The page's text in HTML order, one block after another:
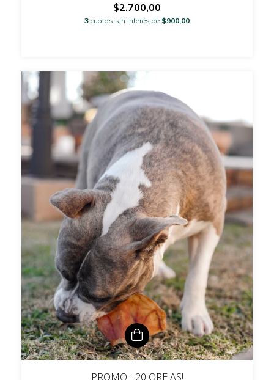
$2.700,00
3 cuotas sin interés de $900,00
PROMO - 20 OREJAS!